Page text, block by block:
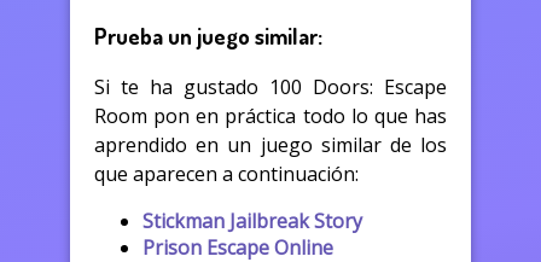
Prueba un juego similar:
Si te ha gustado 100 Doors: Escape
Room pon en práctica todo lo que has
aprendido en un juego similar de los
que aparecen a continuación:
Stickman Jailbreak Story
Prison Escape Online